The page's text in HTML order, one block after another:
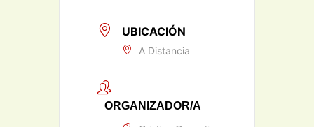
UBICACIÓN
A Distancia
ORGANIZADOR/A